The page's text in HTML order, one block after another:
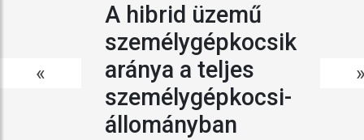
«
A hibrid üzemű
személygépkocsik
aránya a teljes
személygépkocsi-
állományban